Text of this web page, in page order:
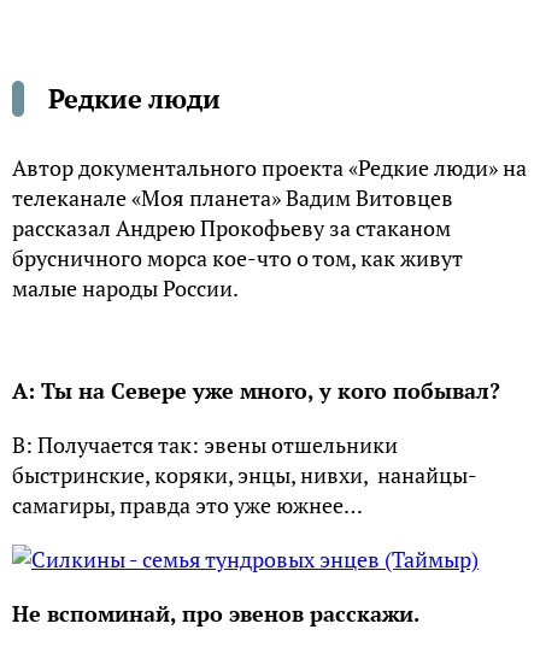
Редкие люди
Автор документального проекта «Редкие люди» на
телеканале «Моя планета» Вадим Витовцев
рассказал Андрею Прокофьеву за стаканом
брусничного морса кое-что о том, как живут
малые народы России.
А: Ты на Севере уже много, у кого побывал?
В: Получается так: эвены отшельники
быстринские, коряки, энцы, нивхи, нанайцы-
самагиры, правда это уже южнее…
Не вспоминай, про эвенов расскажи.